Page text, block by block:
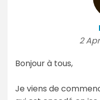
2
Bonjour à tous,
Je viens de